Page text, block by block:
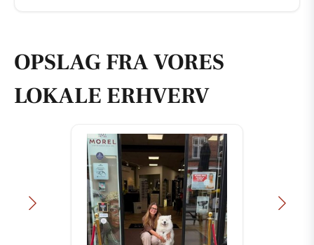
OPSLAG FRA VORES
LOKALE ERHVERV